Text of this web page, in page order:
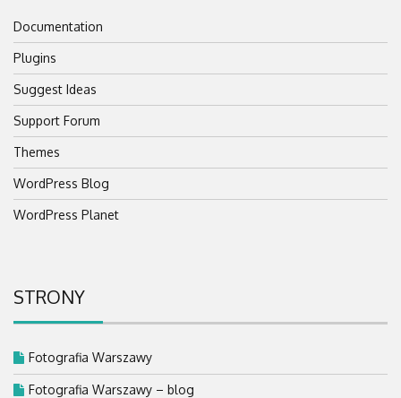
Documentation
Plugins
Suggest Ideas
Support Forum
Themes
WordPress Blog
WordPress Planet
STRONY
Fotografia Warszawy
Fotografia Warszawy – blog